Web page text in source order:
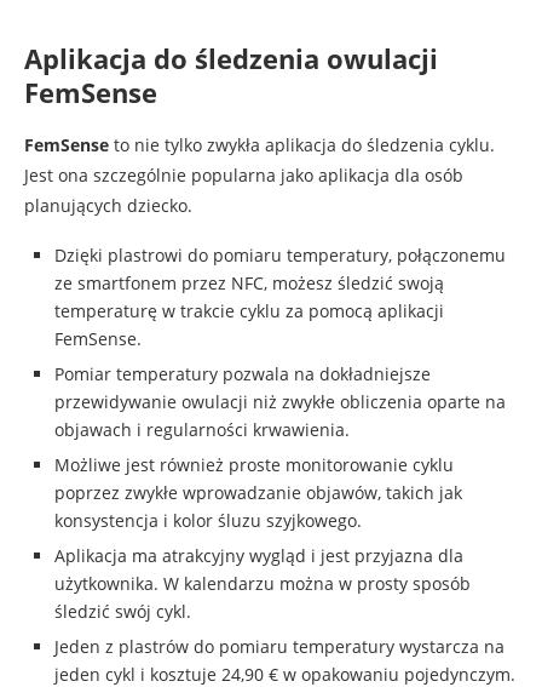
Aplikacja do śledzenia owulacji
FemSense
FemSense to nie tylko zwykła aplikacja do śledzenia cyklu.
Jest ona szczególnie popularna jako aplikacja dla osób
planujących dziecko.
Dzięki plastrowi do pomiaru temperatury, połączonemu
ze smartfonem przez NFC, możesz śledzić swoją
temperaturę w trakcie cyklu za pomocą aplikacji
FemSense.
Pomiar temperatury pozwala na dokładniejsze
przewidywanie owulacji niż zwykłe obliczenia oparte na
objawach i regularności krwawienia.
Możliwe jest również proste monitorowanie cyklu
poprzez zwykłe wprowadzanie objawów, takich jak
konsystencja i kolor śluzu szyjkowego.
Aplikacja ma atrakcyjny wygląd i jest przyjazna dla
użytkownika. W kalendarzu można w prosty sposób
śledzić swój cykl.
Jeden z plastrów do pomiaru temperatury wystarcza na
jeden cykl i kosztuje 24,90 € w opakowaniu pojedynczym.